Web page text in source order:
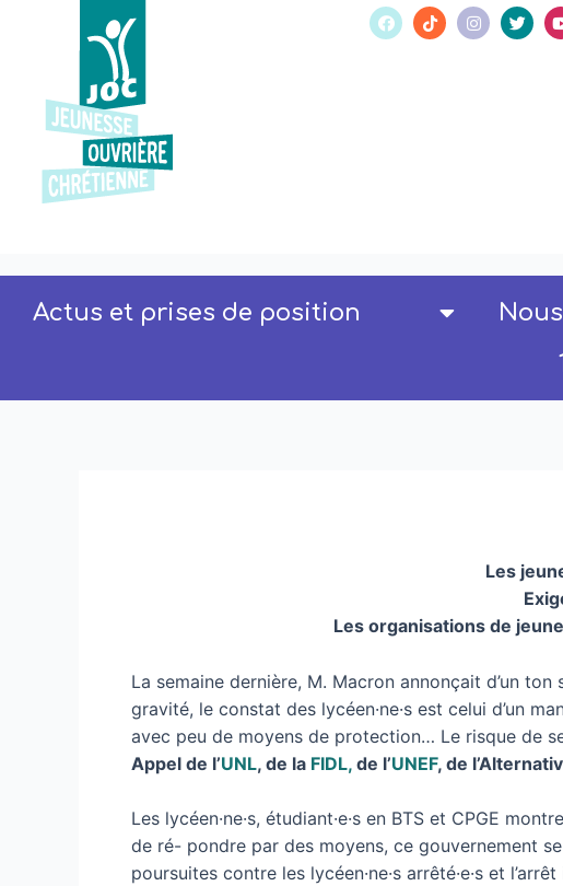
Actus et prises de position
Les
Les organisations de
La semaine dernière, M. Macron annonçait d’un
gravité, le constat des lycéen·ne·s est celui d’un
avec peu de moyens de protection… Le risque de
Appel de l’UNL, de la FIDL, de l’UNEF, de
Les lycéen·ne·s, étudiant·e·s en BTS et CPGE
de ré- pondre par des moyens, ce gouvernement
poursuites contre les lycéen·ne·s arrêté·e·s et